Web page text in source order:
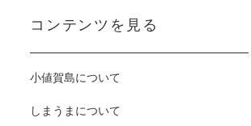
コンテンツを見る
小値賀島について
しまうまについて